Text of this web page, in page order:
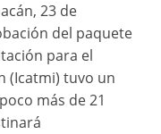
23 de
del paquete
para el
(Icatmi) tuvo un
más de 21